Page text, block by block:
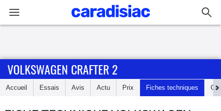
Accueil
VOLKSWAGEN CRAFTER 2
Accueil Essais Avis Actu Prix Fiches techniques